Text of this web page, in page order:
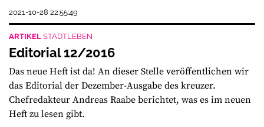
2021-10-28 22:55:49
ARTIKEL STADTLEBEN
Editorial 12/2016
Das neue Heft ist da! An dieser Stelle veröffentlichen wir
das Editorial der Dezember-Ausgabe des kreuzer.
Chefredakteur Andreas Raabe berichtet, was es im neuen
Heft zu lesen gibt.